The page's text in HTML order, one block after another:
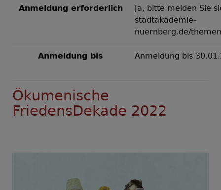
Anmeldung erforderlich
Ja, bitte melden Sie
stadtakademie-
nuernberg.de/
Anmeldung bis Anmeldung bis
Ökumenische
FriedensDekade 2022